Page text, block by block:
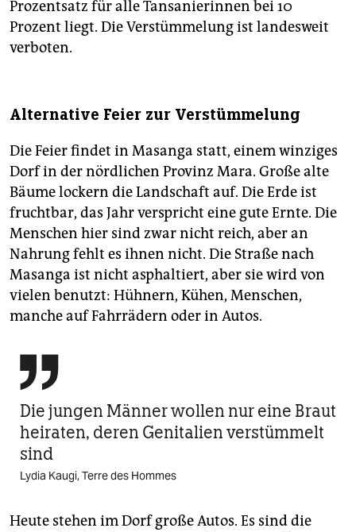
Prozentsatz für alle Tansanierinnen bei 10
Prozent liegt. Die Verstümmelung ist landesweit
verboten.
Alternative Feier zur Verstümmelung
Die Feier findet in Masanga statt, einem winziges
Dorf in der nördlichen Provinz Mara. Große alte
Bäume lockern die Landschaft auf. Die Erde ist
fruchtbar, das Jahr verspricht eine gute Ernte. Die
Menschen hier sind zwar nicht reich, aber an
Nahrung fehlt es ihnen nicht. Die Straße nach
Masanga ist nicht asphaltiert, aber sie wird von
vielen benutzt: Hühnern, Kühen, Menschen,
manche auf Fahrrädern oder in Autos.

Die jungen Männer wollen nur eine Braut
heiraten, deren Genitalien verstümmelt
sind
Lydia Kaugi, Terre des Hommes
Heute stehen im Dorf große Autos. Es sind die